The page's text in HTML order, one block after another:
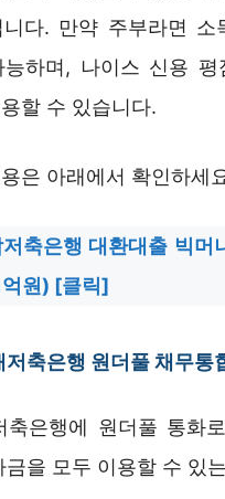
다. 만약 주부라면 소
능하며, 나이스 신용
할 수 있습니다.
은 아래에서 확인하세
축은행 대환대출 빅머
원) [클릭]
축은행 원더풀 채무통
축은행에 원더풀 통화
금을 모두 이용할 수 있